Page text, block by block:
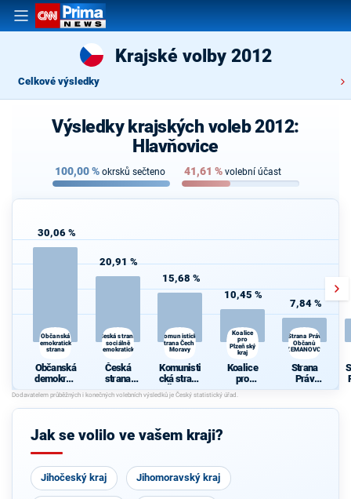
Krajské volby 2012
Celkové výsledky
Výsledky krajských voleb 2012:
Hlavňovice
100,00% okrsků sečteno 41,61 % volební účast
30,06 %
Občanská
demokratická
strana
Občanská
demokrati
cká strana
20,91 %
Česká strana
sociálně
demokratická
Česká
strana
sociálně
demokrati
cká
15,68 %
Komunistická
strana Čech a
Moravy
Komunisti
cká strana
Čech a
Moravy
10,45 %
Koalice
pro
Plzeňský
kraj
Koalice
pro
Plzeňský
kraj
7,84 %
Strana Práv
Občanů
ZEMANOVCI
Strana
Práv
Občanů
VCI
Jak se volilo ve vašem kraji?
Jihočeský kraj Jihomoravský kraj